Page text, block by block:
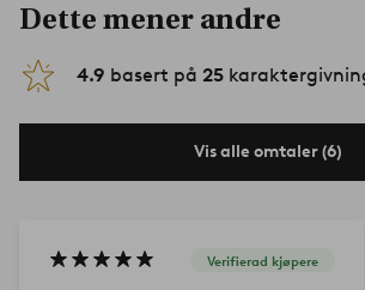
Dette mener andre
4.9 basert på 25
Vis alle omtaler (6)
Verifierad kjøpere